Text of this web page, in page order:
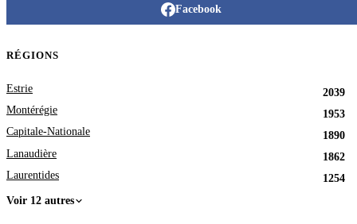
Facebook
RÉGIONS
Estrie
2039
Montérégie
1953
Capitale-Nationale
1890
Lanaudière
1862
Laurentides
1254
Voir 12 autres